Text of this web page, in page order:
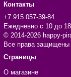
Контакты
+7 915 057-39-84
Ежедневно с 10 до
© 2014-2026 happy-
Все права защищены
Страницы
О магазине